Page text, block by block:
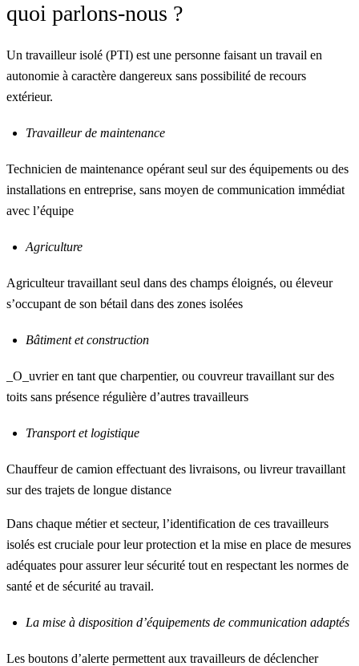
quoi parlons-nous ?
Un travailleur isolé (PTI) est une personne faisant un travail en
autonomie à caractère dangereux sans possibilité de recours
extérieur.
Travailleur de maintenance
Technicien de maintenance opérant seul sur des équipements ou des
installations en entreprise, sans moyen de communication immédiat
avec l’équipe
Agriculture
Agriculteur travaillant seul dans des champs éloignés, ou éleveur
s’occupant de son bétail dans des zones isolées
Bâtiment et construction
_O_uvrier en tant que charpentier, ou couvreur travaillant sur des
toits sans présence régulière d’autres travailleurs
Transport et logistique
Chauffeur de camion effectuant des livraisons, ou livreur travaillant
sur des trajets de longue distance
Dans chaque métier et secteur, l’identification de ces travailleurs
isolés est cruciale pour leur protection et la mise en place de mesures
adéquates pour assurer leur sécurité tout en respectant les normes de
santé et de sécurité au travail.
La mise à disposition d’équipements de communication adaptés
Les boutons d’alerte permettent aux travailleurs de déclencher